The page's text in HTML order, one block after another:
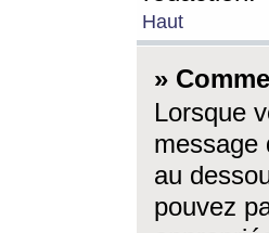
Haut
»
Lorsque
message
au
pouvez